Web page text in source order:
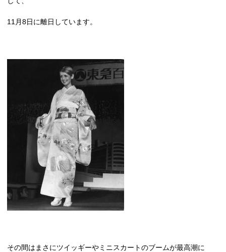
11 月8日に離日しています。
その間はまさにツイッギーやミニスカートのブームが最高潮に